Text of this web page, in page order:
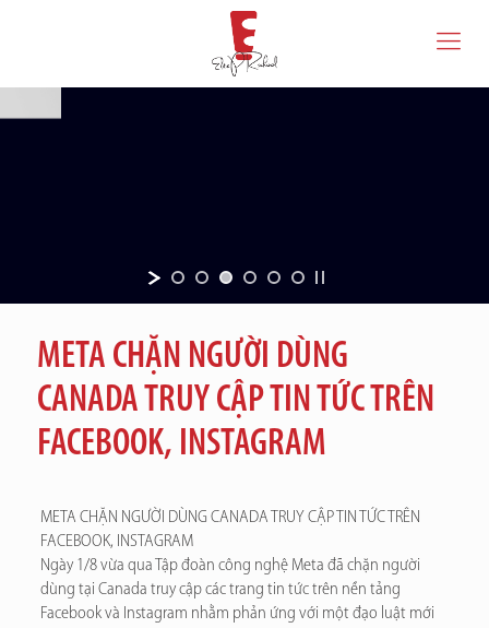
META CHẶN NGƯỜI DÙNG
CANADA TRUY CẬP TIN TỨC TRÊN
FACEBOOK, INSTAGRAM
META CHẶN NGƯỜI DÙNG CANADA TRUY CẬP TIN TỨC TRÊN
FACEBOOK, INSTAGRAM
Ngày 1/8 vừa qua Tập đoàn công nghệ Meta đã chặn người
dùng tại Canada truy cập các trang tin tức trên nền tảng
Facebook và Instagram nhằm phản ứng với một đạo luật mới